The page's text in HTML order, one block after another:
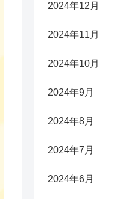
2024年12月
2024年11月
2024年10月
2024年9月
2024年8月
2024年7月
2024年6月